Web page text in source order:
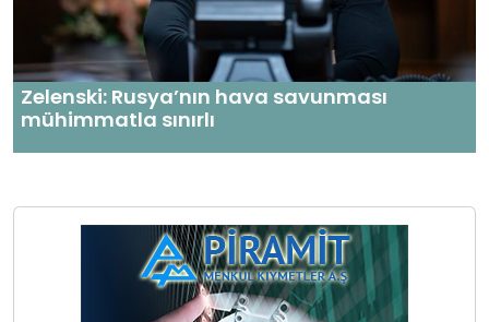
Zelenski: Rusya’nın hava savunması
mühimmatla sınırlı